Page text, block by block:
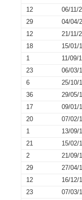
12
06/11/
29
04/04/
12
21/11/
18
15/01/
1
11/09/
23
06/03/
6
25/10/
36
29/05/
17
09/01/
20
07/02/
1
13/09/
21
15/02/
2
21/09/
29
27/04/
12
16/12/
23
07/03/